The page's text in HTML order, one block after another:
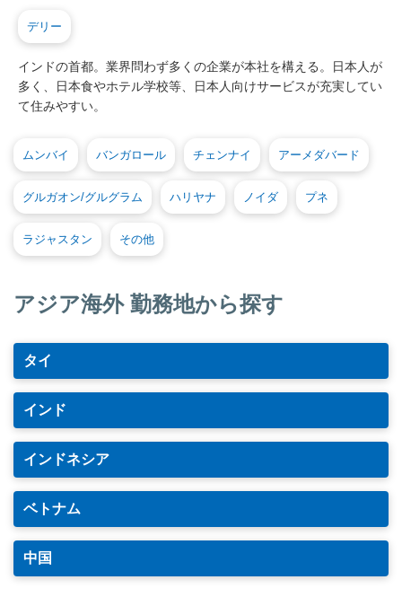
デリー
インドの首都。業界問わず多くの企業が本社を構える。日本人が
多く、日本食やホテル学校等、日本人向けサービスが充実してい
て住みやすい。
ムンバイ バンガロール チェンナイ アーメダバード
グルガオン/グルグラム ハリヤナ ノイダ プネ
ラジャスタン その他
アジア海外 勤務地から探す
タイ
インド
インドネシア
ベトナム
中国